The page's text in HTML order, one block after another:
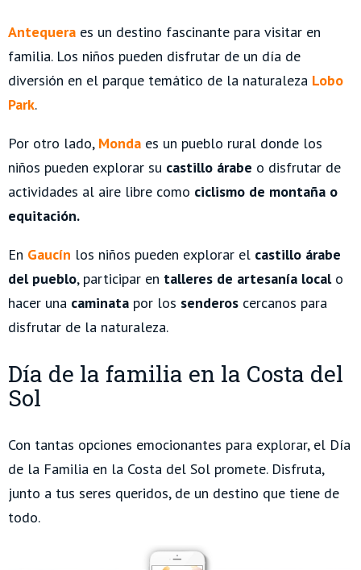
Antequera es un destino fascinante para visitar en
familia. Los niños pueden disfrutar de un día de
diversión en el parque temático de la naturaleza Lobo
Park.
Por otro lado, Monda es un pueblo rural donde los
niños pueden explorar su castillo árabe o disfrutar de
actividades al aire libre como ciclismo de montaña o
equitación.
En Gaucín los niños pueden explorar el castillo árabe
del pueblo, participar en talleres de artesanía localo
hacer una caminata por los senderos cercanos para
disfrutar de la naturaleza.
Día de la familia en la Costa del
Sol
Con tantas opciones emocionantes para explorar, el Día
de la Familia en la Costa del Sol promete. Disfruta,
junto a tus seres queridos, de un destino que tiene de
todo.